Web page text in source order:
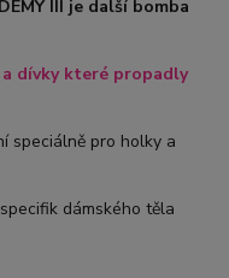
III je další bomba
dívky které propadly
speciálně pro holky a
dámského těla